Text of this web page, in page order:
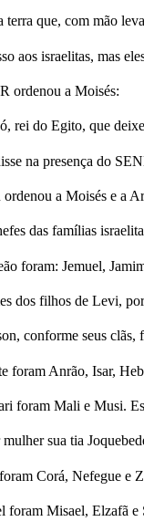
terra que, com mão
aos israelitas, mas
ordenou a Moisés:
rei do Egito, que
na presença do
a Moisés e a
das famílias
foram: Jemuel,
dos filhos de Levi,
conforme seus clãs,
foram Anrão, Isar,
foram Mali e Musi.
sua tia
Corá, Nefegue e
foram Misael, Elzafã e